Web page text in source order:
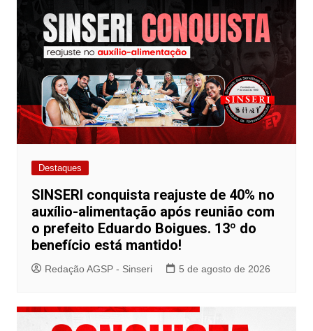
Destaques
SINSERI conquista reajuste de 40% no
auxílio-alimentação após reunião com
o prefeito Eduardo Boigues. 13º do
benefício está mantido!
Redação AGSP - Sinseri 5 de agosto de 2026